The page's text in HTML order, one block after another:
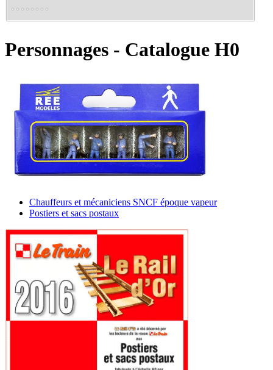
Personnages - Catalogue H0
Chauffeurs et mécaniciens SNCF époque vapeur
Postiers et sacs postaux